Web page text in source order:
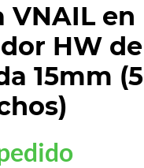
VNAIL en
HW de
15mm (5